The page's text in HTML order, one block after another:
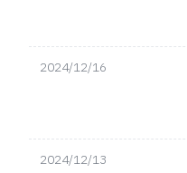
2024/12/16
2024/12/13